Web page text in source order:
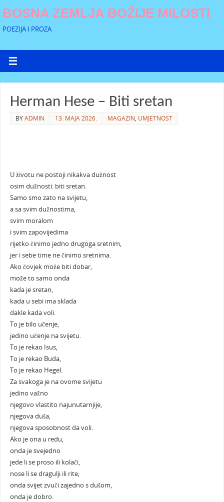
BOSNA ZEMLJA BOŽIJE MILOSTI
POEZIJA I PROZA
Herman Hese – Biti sretan
BYADMIN 13. MAJA 2026. MAGAZIN, UMJETNOST
U životu ne postoji nikakva dužnost
osim dužnosti: biti sretan.
Samo smo zato na svijetu,
a sa svim dužnostima,
svim moralom
i svim zapovijedima
rijetko činimo jedno drugoga sretnim,
jer i sebe time ne činimo sretnima.
Ako čovjek može biti dobar,
može to samo onda
kada je sretan,
kada u sebi ima sklada
dakle kada voli.
To je bilo učenje,
jedino učenje na svijetu.
To je rekao Isus,
To je rekao Buda,
To je rekao Hegel.
Za svakoga je na ovome svijetu
jedino važno
njegovo vlastito najunutarnjije,
njegova duša,
njegova sposobnost da voli.
Ako je ona u redu,
onda je svejedno
jede li se proso ili kolači,
nose li se dragulji ili rite;
onda svijet zvuči zajedno s dušom,
onda je dobro.